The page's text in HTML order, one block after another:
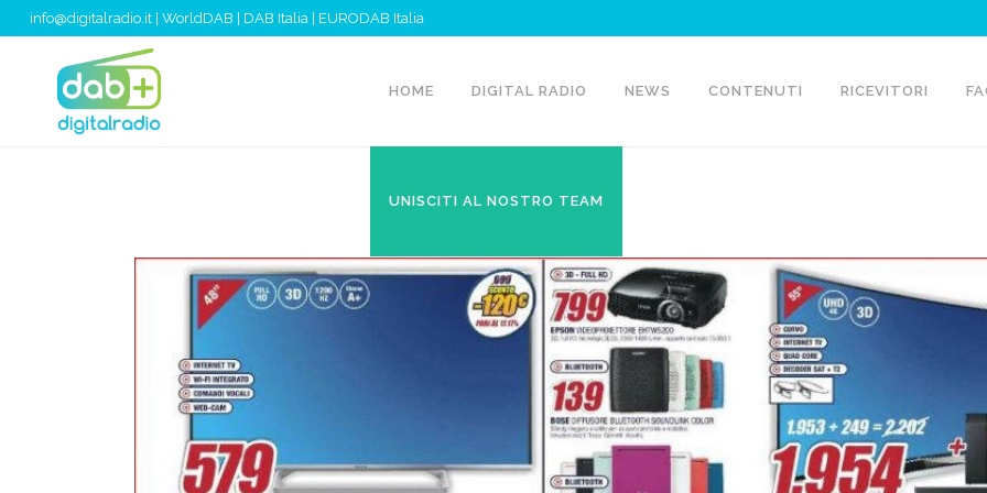
info@digitalradio.it WorldDAB DAB Italia EURODAB Italia
HOME DIGITAL RADIO NEWS CONTENUTI RICEVITORI
UNISCITI AL NOSTRO TEAM